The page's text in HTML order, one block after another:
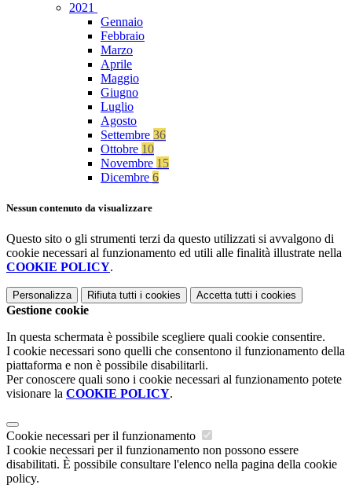
2021
Gennaio
Febbraio
Marzo
Aprile
Maggio
Giugno
Luglio
Agosto
Settembre 36
Ottobre 10
Novembre 15
Dicembre 6
Nessun contenuto da visualizzare
Questo sito o gli strumenti terzi da questo utilizzati si avvalgono di
cookie necessari al funzionamento ed utili alle finalità illustrate nella
COOKIE POLICY.
Personalizza Rifiuta tutti i cookies Accetta tutti i cookies
Gestione cookie
In questa schermata è possibile scegliere quali cookie consentire.
I cookie necessari sono quelli che consentono il funzionamento della
piattaforma e non è possibile disabilitarli.
Per conoscere quali sono i cookie necessari al funzionamento potete
visionare la COOKIE POLICY.
Cookie necessari per il funzionamento
I cookie necessari per il funzionamento non possono essere
disabilitati. È possibile consultare l'elenco nella pagina della cookie
policy.